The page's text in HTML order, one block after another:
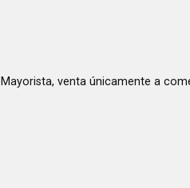
venta únicamente a